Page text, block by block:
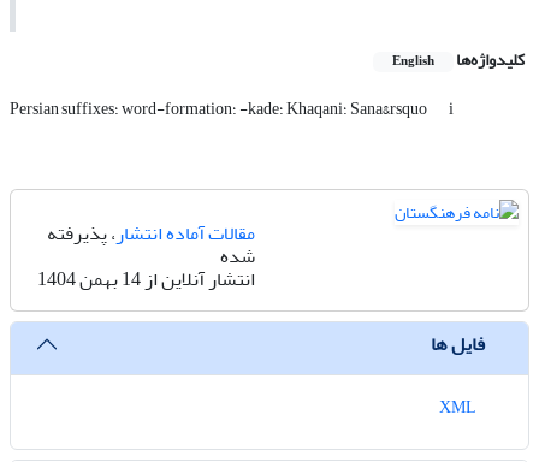
کلیدواژه‌ها English
Persian suffixes؛ word-formation؛ -kade؛ Khaqani؛ Sana&rsquo i
مقالات آماده انتشار، پذیرفته
شده
انتشار آنلاین از 14 بهمن 1404
فایل ها